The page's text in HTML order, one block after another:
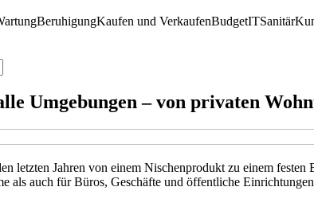
BeruhigungKaufen und VerkaufenBudgetITSanitär
Umgebungen – von privaten
letzten Jahren von einem Nischenprodukt zu einem
als auch für Büros, Geschäfte und öffentliche